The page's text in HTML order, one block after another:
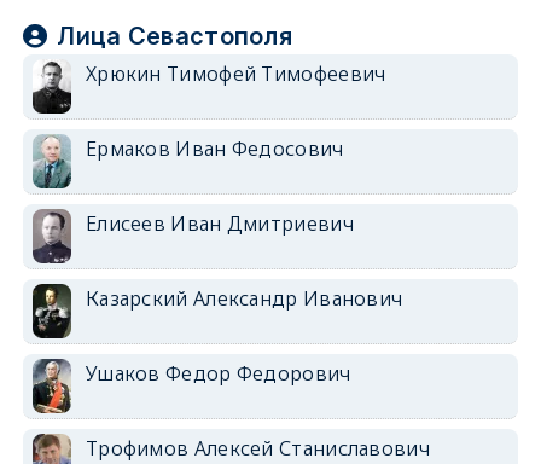
Лица Севастополя
Хрюкин Тимофей Тимофеевич
Ермаков Иван Федосович
Елисеев Иван Дмитриевич
Казарский Александр Иванович
Ушаков Федор Федорович
Трофимов Алексей Станиславович